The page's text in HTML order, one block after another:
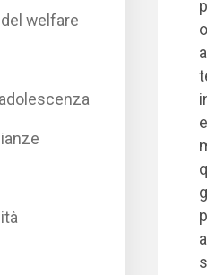
welfare